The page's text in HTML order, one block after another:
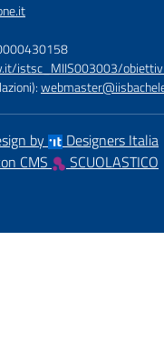
istsc_MIIS003003/
by
Designers Italia
CMS
SCUOLASTICO